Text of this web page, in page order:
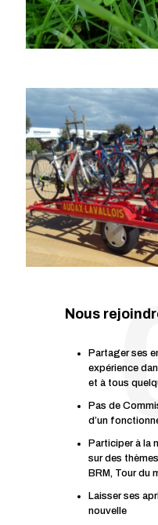
Nous
Partager ses
expérience
et à tous
Pas de
d’un
Participer à la
sur des
BRM, Tour du
Laisser ses
nouvelle